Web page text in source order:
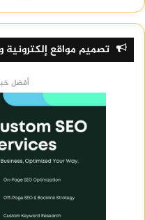
تصميم مواقع
أفضل